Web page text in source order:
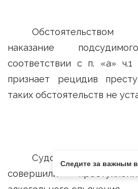
наказание
соответствии с п. «а»
признает рецидив
таких обстоятельств не
Судом не
совершили
Следите за важным